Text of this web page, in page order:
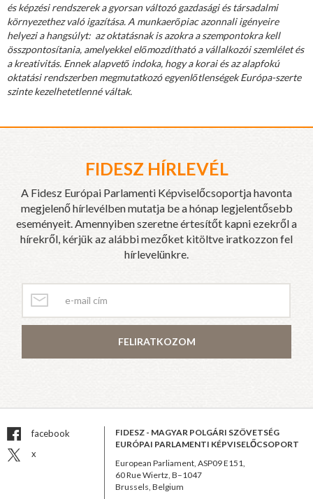
és képzési rendszerek a gyorsan változó gazdasági és társadalmi
környezethez való igazítása. A munkaerőpiac azonnali igényeire
helyezi a hangsúlyt: az oktatásnak is azokra a szempontokra kell
összpontosítania, amelyekkel előmozdítható a vállalkozói szemlélet és
a kreativitás. Ennek alapvető indoka, hogy a korai és az alapfokú
oktatási rendszerben megmutatkozó egyenlőtlenségek Európa-szerte
szinte kezelhetetlenné váltak.
FIDESZ HÍRLEVÉL
A Fidesz Európai Parlamenti Képviselőcsoportja havonta
megjelenő hírlevélben mutatja be a hónap legjelentősebb
eseményeit. Amennyiben szeretne értesítőt kapni ezekről a
hírekről, kérjük az alábbi mezőket kitöltve iratkozzon fel
hírlevelünkre.
FELIRATKOZOM
facebook
x
FIDESZ - MAGYAR POLGÁRI SZÖVETSÉG
EURÓPAI PARLAMENTI KÉPVISELŐCSOPORT
European Parliament, ASP09 E151,
60 Rue Wiertz, B–1047
Brussels, Belgium